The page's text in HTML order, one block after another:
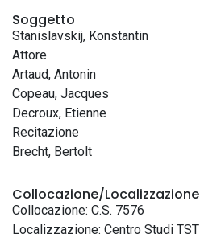
Soggetto
Stanislavskij, Konstantin
Attore
Artaud, Antonin
Copeau, Jacques
Decroux, Etienne
Recitazione
Brecht, Bertolt
Collocazione/Localizzazione
Collocazione: C.S. 7576
Localizzazione: Centro Studi TST